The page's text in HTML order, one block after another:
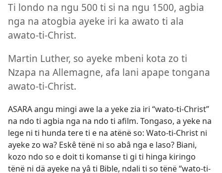
Ti londo na ngu 500 ti si na ngu 1500, agbia
nga na atogbia ayeke iri ka awato ti ala
awato-ti-Christ.
Martin Luther, so ayeke mbeni kota zo ti
Nzapa na Allemagne, afa lani apape tongana
awato-ti-Christ.
ASARA angu mingi awe la a yeke zia iri “wato-ti-Christ”
na ndo ti agbia nga na ndo ti afilm. Tongaso, a yeke na
lege ni ti hunda tere ti e na atënë so: Wato-ti-Christ ni
ayeke zo wa? Eskê tënë ni so abâ nga e laso? Biani,
kozo ndo so e doit ti komanse ti gi ti hinga kiringo
tënë ni dä ayeke na yâ ti Bible, ndali ti so tënë “wato-ti-